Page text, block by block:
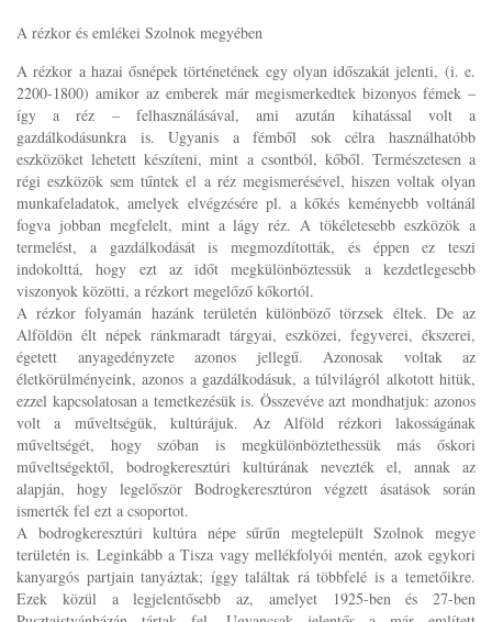
A rézkor és emlékei Szolnok megyében
A rézkor a hazai ősnépek történetének egy olyan időszakát jelenti, (i. e.
2200-1800) amikor az emberek már megismerkedtek bizonyos fémek –
így a réz – felhasználásával, ami azután kihatással volt a
gazdálkodásunkra is. Ugyanis a fémből sok célra használhatóbb
eszközöket lehetett készíteni, mint a csontból, kőből. Természetesen a
régi eszközök sem tűntek el a réz megismerésével, hiszen voltak olyan
munkafeladatok, amelyek elvégzésére pl. a kőkés keményebb voltánál
fogva jobban megfelelt, mint a lágy réz. A tökéletesebb eszközök a
termelést, a gazdálkodását is megmozdították, és éppen ez teszi
indokolttá, hogy ezt az időt megkülönböztessük a kezdetlegesebb
viszonyok közötti, a rézkort megelőző kőkortól.
A rézkor folyamán hazánk területén különböző törzsek éltek. De az
Alföldön élt népek ránkmaradt tárgyai, eszközei, fegyverei, ékszerei,
égetett anyagedényzete azonos jellegű. Azonosak voltak az
életkörülményeink, azonos a gazdálkodásuk, a túlvilágról alkotott hitük,
ezzel kapcsolatosan a temetkezésük is. Összevéve azt mondhatjuk: azonos
volt a műveltségük, kultúrájuk. Az Alföld rézkori lakosságának
műveltségét, hogy szóban is megkülönböztethessük más őskori
műveltségektől, bodrogkeresztúri kultúrának nevezték el, annak az
alapján, hogy legelőször Bodrogkeresztúron végzett ásatások során
ismerték fel ezt a csoportot.
A bodrogkeresztúri kultúra népe sűrűn megtelepült Szolnok megye
területén is. Leginkább a Tisza vagy mellékfolyói mentén, azok egykori
kanyargós partjain tanyáztak; íggy találtak rá többfelé is a temetőikre.
Ezek közül a legjelentősebb az, amelyet 1925-ben és 27-ben